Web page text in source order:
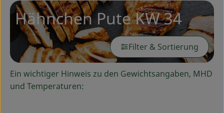
Kochkisten
NEU & ANGEBOT
THEMENWELTEN
AUS DER REGION
Hähnchen Pute KW 34
Filter & Sortierung
Ein wichtiger Hinweis zu den Gewichtsangaben, MHD
und Temperaturen: